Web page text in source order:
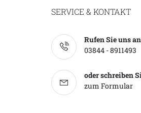
SERVICE & KONTAKT
Rufen Sie uns
03844 - 8911493
oder schreiben
zum Formular